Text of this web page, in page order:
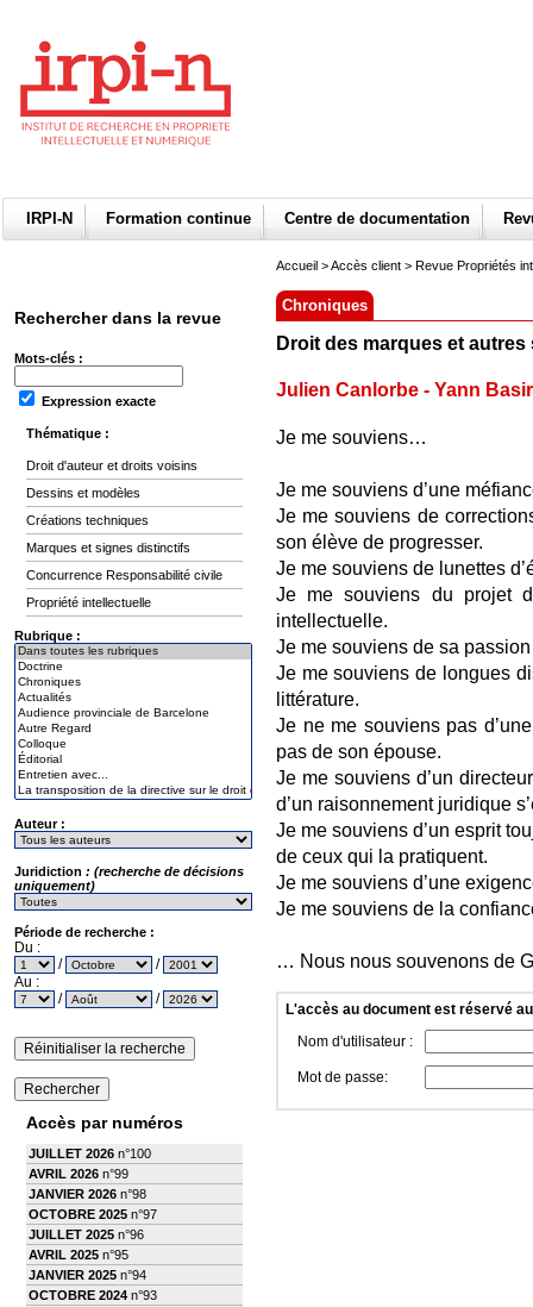
IRPI-N Formation continue Centre de documentation
Rechercher dans la revue
Mots-clés :
Expression exacte
Thématique :
Droit d'auteur et droits voisins
Dessins et modèles
Créations techniques
Marques et signes distinctifs
Concurrence Responsabilité civile
Propriété intellectuelle
Rubrique :
Auteur :
Juridiction : (recherche de décisions
uniquement)
Période de recherche :
Du :
/
/
Au :
/
/
Accès par numéros
JUILLET 2026 n°100
AVRIL 2026 n°99
JANVIER 2026 n°98
OCTOBRE 2025 n°97
JUILLET 2025 n°96
AVRIL 2025 n°95
JANVIER 2025 n°94
OCTOBRE 2024 n°93
Accueil >Accès client > Revue Propriétés
Chroniques
Droit des marques et
Julien Canlorbe - Yann
Je me souviens…
Je me souviens d’une
Je me souviens de
son élève de progresser.
Je me souviens de lunettes
Je me souviens du projet
intellectuelle.
Je me souviens de sa
Je me souviens de longues
littérature.
Je ne me souviens pas
pas de son épouse.
Je me souviens d’un
d’un raisonnement juridique
Je me souviens d’un esprit
de ceux qui la pratiquent.
Je me souviens d’une
Je me souviens de la
… Nous nous souvenons de
L'accès au document est réservé
Nom d'utilisateur :
Mot de passe: